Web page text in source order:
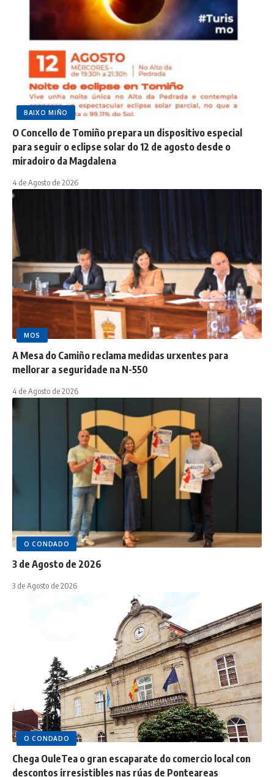
BAIXO MIÑO
O Concello de Tomiño prepara un dispositivo especial
para seguir o eclipse solar do 12 de agosto desde o
miradoiro da Magdalena
4 de Agosto de 2026
MOS
A Mesa do Camiño reclama medidas urxentes para
mellorar a seguridade na N-550
4 de Agosto de 2026
O CONDADO
3 de Agosto de 2026
3 de Agosto de 2026
O CONDADO
Chega OuleTea o gran escaparate do comercio local con
descontos irresistibles nas rúas de Ponteareas